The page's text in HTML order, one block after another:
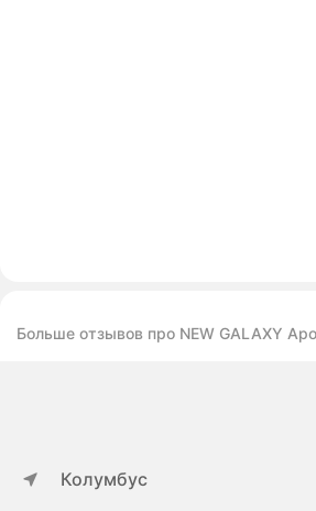
Больше отзывов про NEW GALAXY
Колумбус